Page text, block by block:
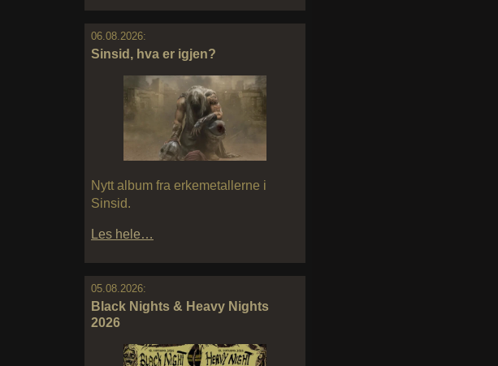
06.08.2026:
Sinsid, hva er igjen?
Nytt album fra erkemetallerne i
Sinsid.
Les hele…
05.08.2026:
Black Nights & Heavy Nights
2026